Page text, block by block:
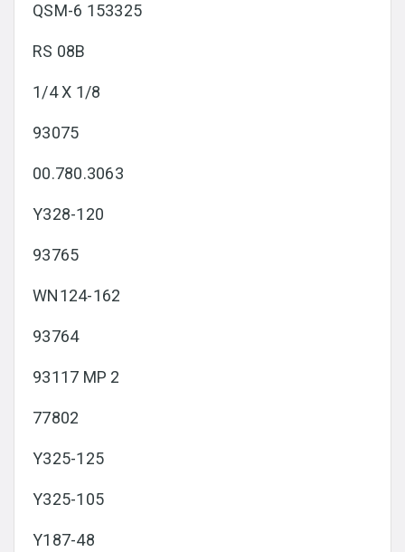
QSM-6 153325
RS 08B
1/4 X 1/8
93075
00.780.3063
Y328-120
93765
WN124-162
93764
93117 MP 2
77802
Y325-125
Y325-105
Y187-48